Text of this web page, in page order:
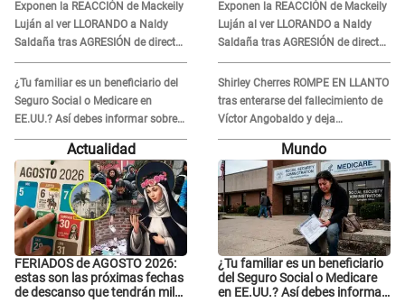
Exponen la REACCIÓN de Mackeily
Luján al ver LLORANDO a Naldy
Saldaña tras AGRESIÓN de director
de 'La Bella Luz': Esto hizo
¿Tu familiar es un beneficiario del
Seguro Social o Medicare en
EE.UU.? Así debes informar sobre
su muerte para EVITAR COBROS
Exponen la REACCIÓN de Mackeily
Luján al ver LLORANDO a Naldy
Saldaña tras AGRESIÓN de director
de 'La Bella Luz': Esto hizo
Shirley Cherres ROMPE EN LLANTO
tras enterarse del fallecimiento de
Víctor Angobaldo y deja
DESGARRADOR mensaje: "Mi
corazón está roto..."
Actualidad
FERIADOS de AGOSTO 2026:
estas son las próximas fechas
de descanso que tendrán miles
Mundo
¿Tu familiar es un beneficiario
del Seguro Social o Medicare
en EE.UU.? Así debes informar